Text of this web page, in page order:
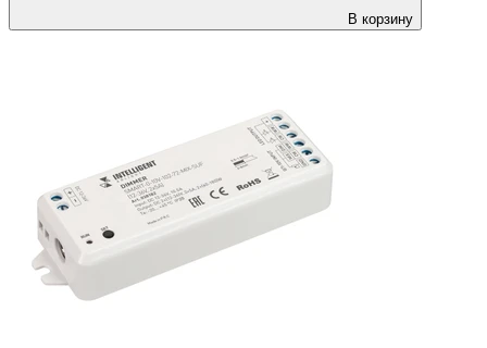
В корзину